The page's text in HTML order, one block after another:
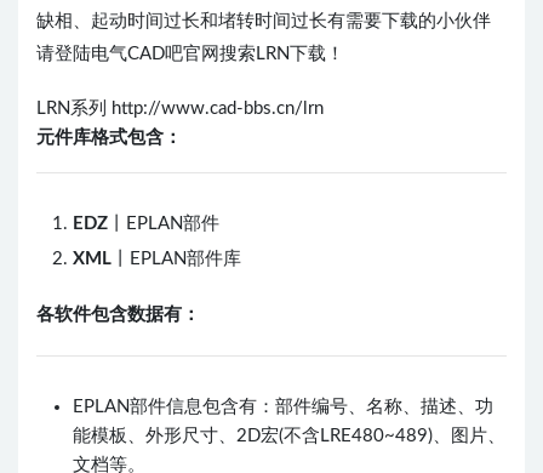
缺相、起动时间过长和堵转时间过长有需要下载的小伙伴
请登陆电气CAD吧官网搜索LRN下载！
LRN系列 http://www.cad-bbs.cn/lrn
元件库格式包含：
EDZ 丨EPLAN部件
XML 丨EPLAN部件库
各软件包含数据有：
EPLAN部件信息包含有：部件编号、名称、描述、功
能模板、外形尺寸、2D宏(不含LRE480~489)、图片、
文档等。